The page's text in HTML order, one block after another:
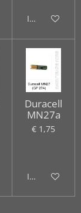
In
Duracell
MN27a
€ 1,75
In